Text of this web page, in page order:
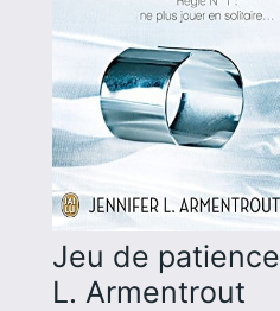
Jeu de patience
L. Armentrout